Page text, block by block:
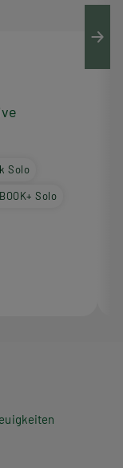
Solo
Solo